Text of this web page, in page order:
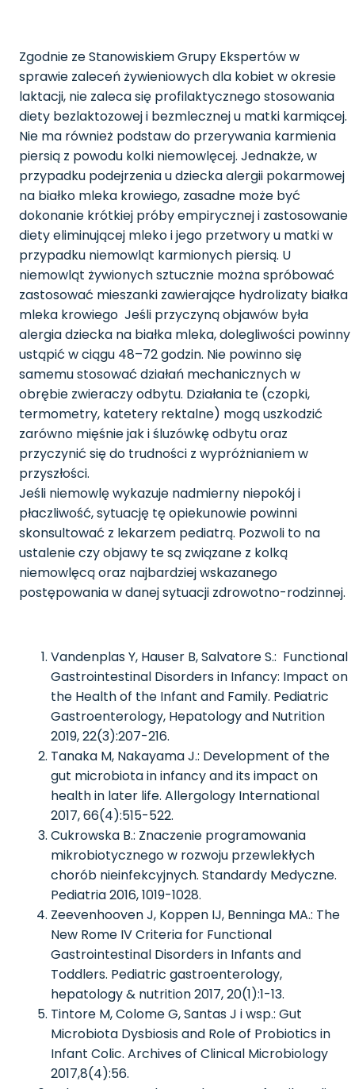
Zgodnie ze Stanowiskiem Grupy Ekspertów w
sprawie zaleceń żywieniowych dla kobiet w okresie
laktacji, nie zaleca się profilaktycznego stosowania
diety bezlaktozowej i bezmlecznej u matki karmiącej.
Nie ma również podstaw do przerywania karmienia
piersią z powodu kolki niemowlęcej. Jednakże, w
przypadku podejrzenia u dziecka alergii pokarmowej
na białko mleka krowiego, zasadne może być
dokonanie krótkiej próby empirycznej i zastosowanie
diety eliminującej mleko i jego przetwory u matki w
przypadku niemowląt karmionych piersią. U
niemowląt żywionych sztucznie można spróbować
zastosować mieszanki zawierające hydrolizaty białka
mleka krowiego Jeśli przyczyną objawów była
alergia dziecka na białka mleka, dolegliwości powinny
ustąpić w ciągu 48–72 godzin. Nie powinno się
samemu stosować działań mechanicznych w
obrębie zwieraczy odbytu. Działania te (czopki,
termometry, katetery rektalne) mogą uszkodzić
zarówno mięśnie jak i śluzówkę odbytu oraz
przyczynić się do trudności z wypróżnianiem w
przyszłości.
Jeśli niemowlę wykazuje nadmierny niepokój i
płaczliwość, sytuację tę opiekunowie powinni
skonsultować z lekarzem pediatrą. Pozwoli to na
ustalenie czy objawy te są związane z kolką
niemowlęcą oraz najbardziej wskazanego
postępowania w danej sytuacji zdrowotno-rodzinnej.
Vandenplas Y, Hauser B, Salvatore S.: Functional
Gastrointestinal Disorders in Infancy: Impact on
the Health of the Infant and Family. Pediatric
Gastroenterology, Hepatology and Nutrition
2019, 22(3):207-216.
Tanaka M, Nakayama J.: Development of the
gut microbiota in infancy and its impact on
health in later life. Allergology International
2017, 66(4):515-522.
Cukrowska B.: Znaczenie programowania
mikrobiotycznego w rozwoju przewlekłych
chorób nieinfekcyjnych. Standardy Medyczne.
Pediatria 2016, 1019-1028.
Zeevenhooven J, Koppen IJ, Benninga MA.: The
New Rome IV Criteria for Functional
Gastrointestinal Disorders in Infants and
Toddlers. Pediatric gastroenterology,
hepatology & nutrition 2017, 20(1):1-13.
Tintore M, Colome G, Santas J i wsp.: Gut
Microbiota Dysbiosis and Role of Probiotics in
Infant Colic. Archives of Clinical Microbiology
2017,8(4):56.